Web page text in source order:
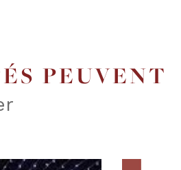
PEUVENT